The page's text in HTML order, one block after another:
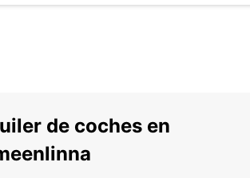
de coches en